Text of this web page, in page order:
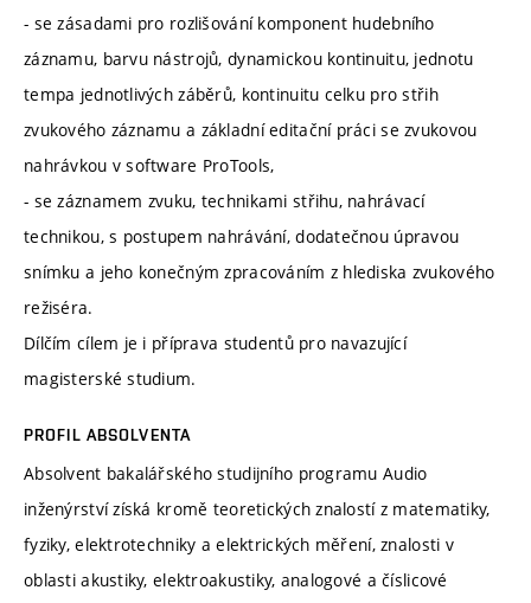
- se zásadami pro rozlišování komponent hudebního
záznamu, barvu nástrojů, dynamickou kontinuitu, jednotu
tempa jednotlivých záběrů, kontinuitu celku pro střih
zvukového záznamu a základní editační práci se zvukovou
nahrávkou v software ProTools,
- se záznamem zvuku, technikami střihu, nahrávací
technikou, s postupem nahrávání, dodatečnou úpravou
snímku a jeho konečným zpracováním z hlediska zvukového
režiséra.
Dílčím cílem je i příprava studentů pro navazující
magisterské studium.
PROFIL ABSOLVENTA
Absolvent bakalářského studijního programu Audio
inženýrství získá kromě teoretických znalostí z matematiky,
fyziky, elektrotechniky a elektrických měření, znalosti v
oblasti akustiky, elektroakustiky, analogové a číslicové